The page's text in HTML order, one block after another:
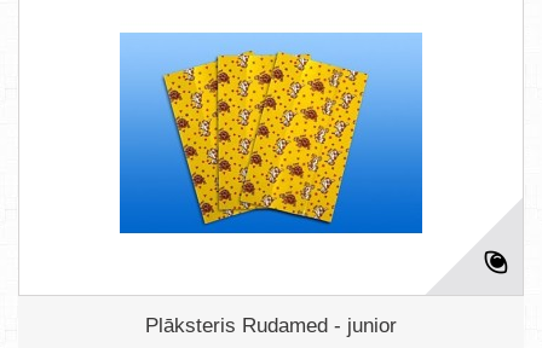
Plāksteris Rudamed - junior